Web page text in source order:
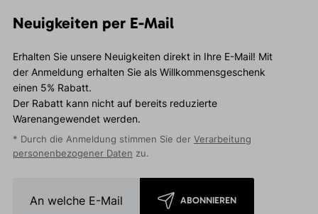
Neuigkeiten per E-Mail
Erhalten Sie unsere Neuigkeiten direkt in Ihre E-Mail! Mit
der Anmeldung erhalten Sie als Willkommensgeschenk
einen 5% Rabatt.
Der Rabatt kann nicht auf bereits reduzierte
Warenangewendet werden.
* Durch die Anmeldung stimmen Sie der Verarbeitung
personenbezogener Daten zu.
ABONNIEREN